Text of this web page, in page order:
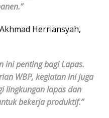
Herriansyah,
ini penting bagi Lapas.
WBP, kegiatan ini juga
lingkungan lapas dan
bekerja produktif.”